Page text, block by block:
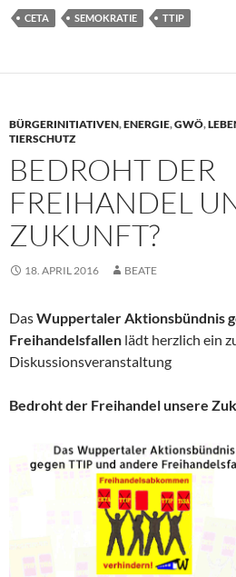
CETA SEMOKRATIE TTIP
BÜRGERINITIATIVEN,ENERGIE,GWÖ,
TIERSCHUTZ
BEDROHT DER
FREIHANDEL
ZUKUNFT?
18. APRIL 2016 BEATE
DasWuppertaler Aktionsbündnis
Freihandelsfallen lädt herzlich ein
Diskussionsveranstaltung
Bedroht der Freihandel unsere